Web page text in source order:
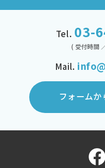
Tel. 03-
( 受付時間
Mail.
フォーム